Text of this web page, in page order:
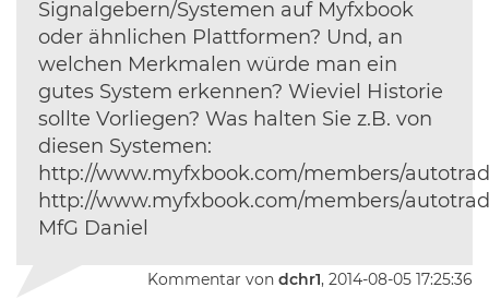
Signalgebern/Systemen auf Myfxbook
oder ähnlichen Plattformen? Und, an
welchen Merkmalen würde man ein
gutes System erkennen? Wieviel Historie
sollte Vorliegen? Was halten Sie z.B. von
diesen Systemen:
http://www.myfxbook.com/members/
http://www.myfxbook.com/members/
MfG Daniel
Kommentar von dchr1 , 2014-08-05 17:25:36